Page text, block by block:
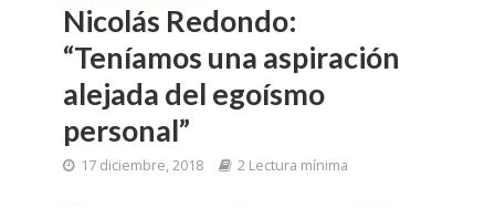
Nicolás Redondo:
“Teníamos una aspiración
alejada del egoísmo
personal”
17 diciembre, 2018 2 Lectura mínima